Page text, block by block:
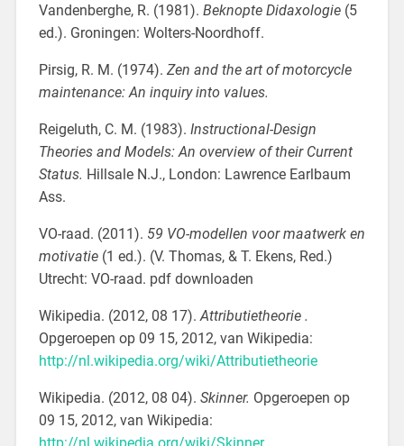
Vandenberghe, R. (1981). Beknopte Didaxologie(5
ed.). Groningen: Wolters-Noordhoff.
Pirsig, R. M. (1974). Zen and the art of motorcycle
maintenance: An inquiry into values.
Reigeluth, C. M. (1983). Instructional-Design
Theories and Models: An overview of their Current
Status. Hillsale N.J., London: Lawrence Earlbaum
Ass.
VO-raad. (2011). 59 VO-modellen voor maatwerk en
motivatie(1 ed.). (V. Thomas, & T. Ekens, Red.)
Utrecht: VO-raad. pdf downloaden
Wikipedia. (2012, 08 17). Attributietheorie .
Opgeroepen op 09 15, 2012, van Wikipedia:
http://nl.wikipedia.org/wiki/Attributietheorie
Wikipedia. (2012, 08 04). Skinner. Opgeroepen op
09 15, 2012, van Wikipedia:
http://nl.wikipedia.org/wiki/Skinner